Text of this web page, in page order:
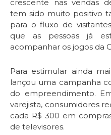
crescente nas vendas
tem sido muito positivo
para o fluxo de
que as pessoas já
acompanhar os jogos da
Para estimular ainda
lançou uma campanha
do empreendimento.
varejista, consumidores
cada R$ 300 em
de televisores.